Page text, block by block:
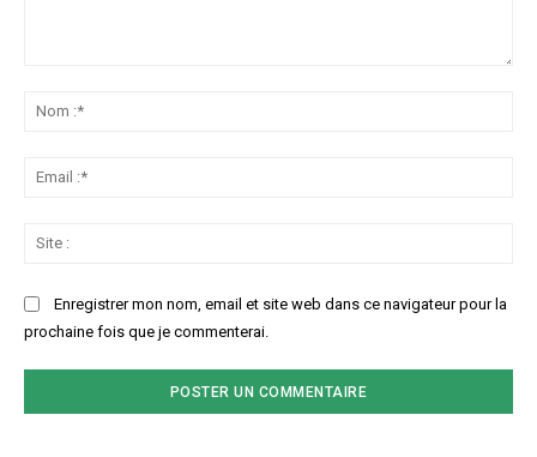
Enregistrer mon nom, email et site web dans ce navigateur pour la
prochaine fois que je commenterai.